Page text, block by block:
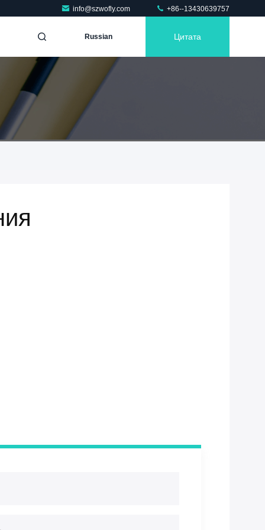
info@szwofly.com +86--13430639757
Russian Цитата